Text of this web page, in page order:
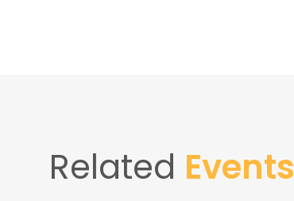
Related Events